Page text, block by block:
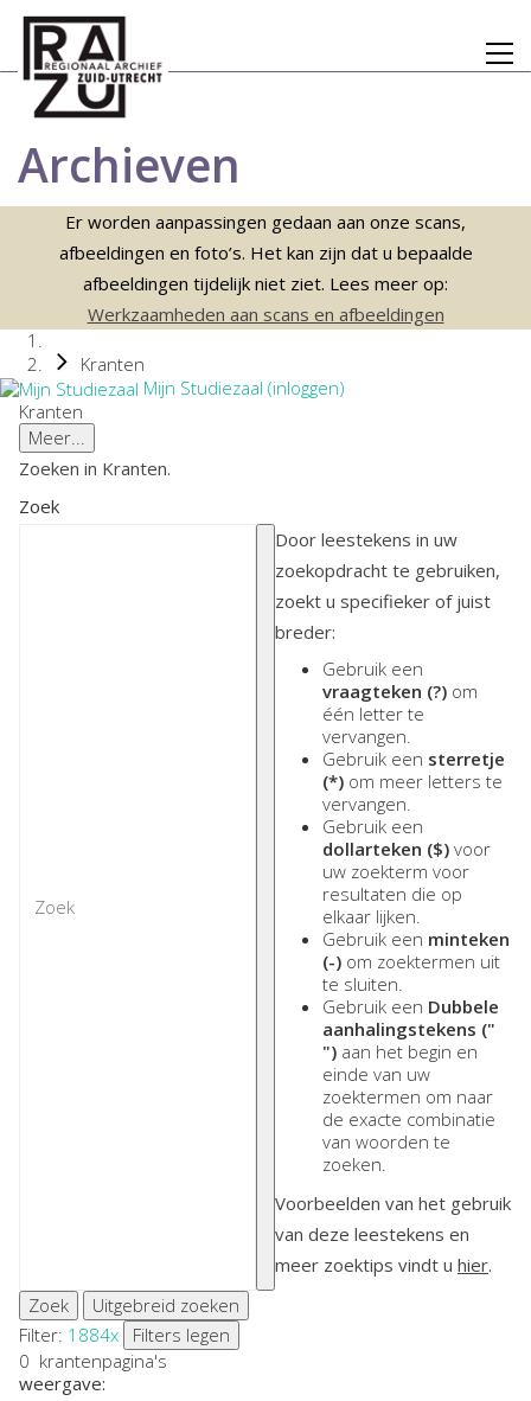
Archieven
Er worden aanpassingen gedaan aan onze scans,
afbeeldingen en foto’s. Het kan zijn dat u bepaalde
afbeeldingen tijdelijk niet ziet. Lees meer op:
Werkzaamheden aan scans en afbeeldingen
Kranten
Mijn Studiezaal (inloggen)
Kranten
Meer...
Zoeken in Kranten.
Zoek
Door leestekens in uw
zoekopdracht te gebruiken,
zoekt u specifieker of juist
breder:
Gebruik een
vraagteken (?) om
één letter te
vervangen.
Gebruik een sterretje
(*) om meer letters te
vervangen.
Gebruik een
dollarteken ($) voor
uw zoekterm voor
resultaten die op
elkaar lijken.
Gebruik een minteken
(-) om zoektermen uit
te sluiten.
Gebruik een Dubbele
aanhalingstekens ("
") aan het begin en
einde van uw
zoektermen om naar
de exacte combinatie
van woorden te
zoeken.
Voorbeelden van het gebruik
van deze leestekens en
meer zoektips vindt u hier.
Zoek
Uitgebreid zoeken
Filter: 1884x
Filters legen
0 krantenpagina's
weergave: